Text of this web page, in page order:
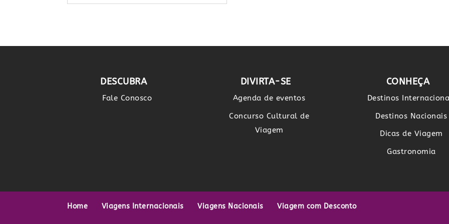
DESCUBRA
Fale Conosco
DIVIRTA-SE
Agenda de eventos
Concurso Cultural de
Viagem
CONHEÇA
Destinos
Destinos Nacionais
Dicas de Viagem
Gastronomia
Home Viagens Internacionais Viagens Nacionais Viagem com Desconto